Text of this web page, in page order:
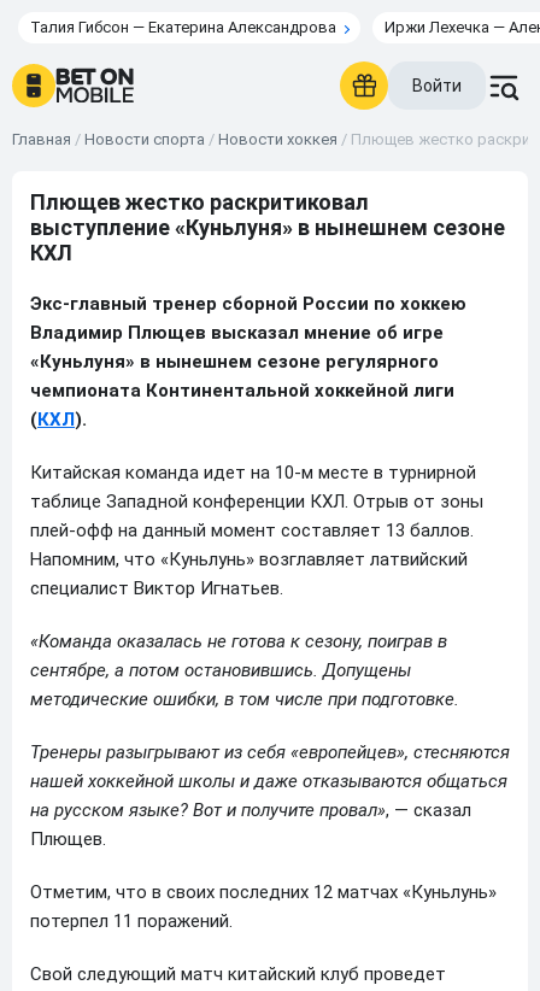
Талия Гибсон — Екатерина Александрова Иржи Лехечка —
Войти
Главная / Новости спорта / Новости хоккея / Плющев жестко
Плющев жестко раскритиковал
выступление «Куньлуня» в нынешнем сезоне
КХЛ
Экс-главный тренер сборной России по хоккею
Владимир Плющев высказал мнение об игре
«Куньлуня» в нынешнем сезоне регулярного
чемпионата Континентальной хоккейной лиги
(КХЛ).
Китайская команда идет на 10-м месте в турнирной
таблице Западной конференции КХЛ. Отрыв от зоны
плей-офф на данный момент составляет 13 баллов.
Напомним, что «Куньлунь» возглавляет латвийский
специалист Виктор Игнатьев.
«Команда оказалась не готова к сезону, поиграв в
сентябре, а потом остановившись. Допущены
методические ошибки, в том числе при подготовке.
Тренеры разыгрывают из себя «европейцев», стесняются
нашей хоккейной школы и даже отказываются общаться
на русском языке? Вот и получите провал», — сказал
Плющев.
Отметим, что в своих последних 12 матчах «Куньлунь»
потерпел 11 поражений.
Свой следующий матч китайский клуб проведет